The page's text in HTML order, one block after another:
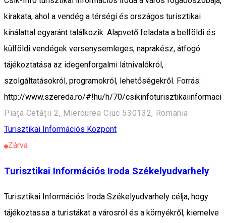
kirakata, ahol a vendég a térségi és országos turisztikai
kínálattal egyaránt találkozik. Alapvető feladata a belföldi és
külföldi vendégek versenysemleges, naprakész, átfogó
tájékoztatása az idegenforgalmi látnivalókról,
szolgáltatásokról, programokról, lehetőségekről. Forrás:
http://www.szereda.ro/#!hu/h/70/
Piața Cetății 2, Miercurea Ciuc 530132, Romania
Turisztikai Információs Központ
Zárva
Turisztikai Információs Iroda Székelyudvarhely
Turisztikai Információs Iroda Székelyudvarhely célja, hogy
tájékoztassa a turistákat a városról és a környékről, kiemelve